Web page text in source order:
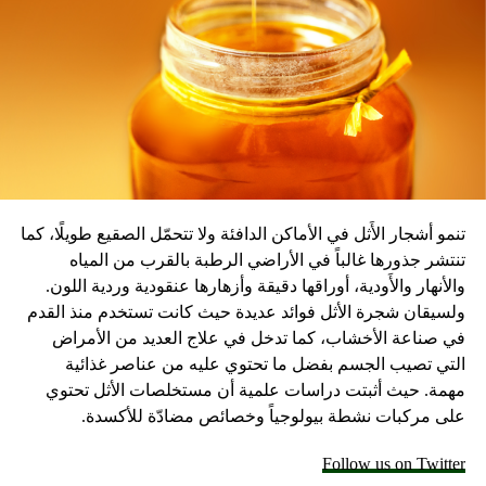
المصدر: سكاي نيوز
تنمو أشجار الأَثل في الأماكن الدافئة ولا تتحمّل الصقيع طويلًا، كما
تنتشر جذورها غالباً في الأراضي الرطبة بالقرب من المياه
والأنهار والأَودية، أوراقها دقيقة وأزهارها عنقودية وردية اللون.
ولسيقان شجرة الأثل فوائد عديدة حيث كانت تستخدم منذ القدم
في صناعة الأخشاب، كما تدخل في علاج العديد من الأمراض
التي تصيب الجسم بفضل ما تحتوي عليه من عناصر غذائية
مهمة. حيث أثبتت دراسات علمية أن مستخلصات الأثل تحتوي
على مركبات نشطة بيولوجياً وخصائص مضادّة للأكسدة.
Follow us on Twitter